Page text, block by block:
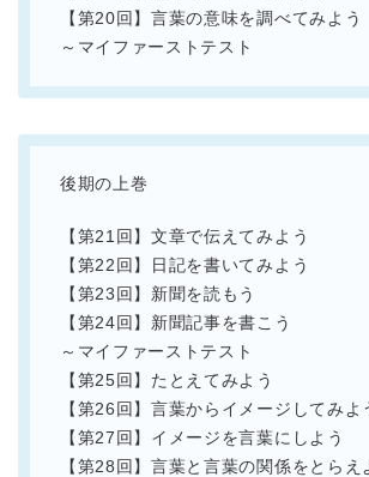
【第20回】言葉の意味を調べてみよう
～マイファーストテスト
後期の上巻
【第21回】文章で伝えてみよう
【第22回】日記を書いてみよう
【第23回】新聞を読もう
【第24回】新聞記事を書こう
～マイファーストテスト
【第25回】たとえてみよう
【第26回】言葉からイメージしてみよ
【第27回】イメージを言葉にしよう
【第28回】言葉と言葉の関係をとらえ